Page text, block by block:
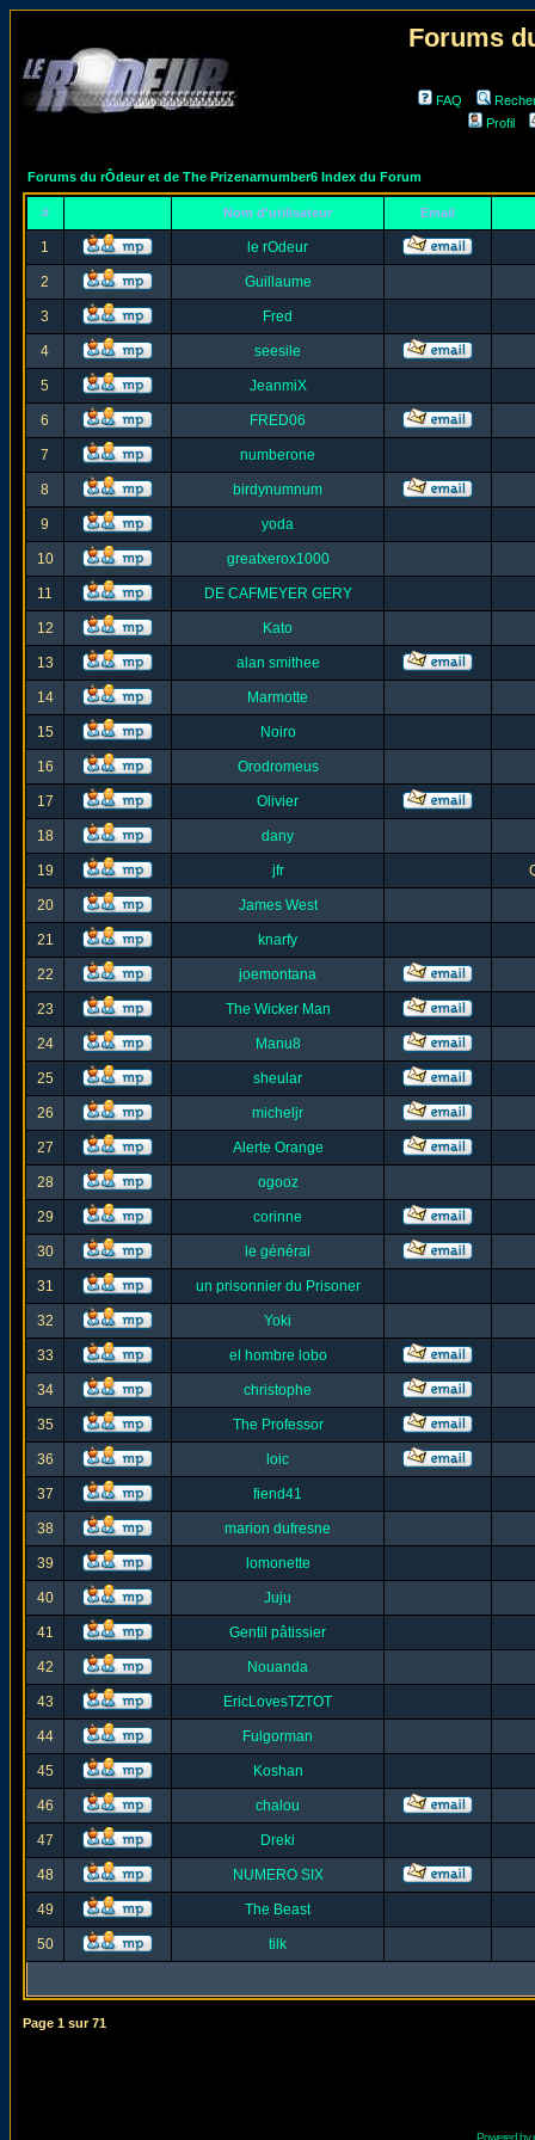
Forums
FAQ
Profil
Forums du rÔdeur et de The Prizenarnumber6 Index du Forum
# Nom d'utilisateur Email
1 le rOdeur
2 Guillaume
3 Fred
4 seesile
5 JeanmiX
6 FRED06
7 numberone
8 birdynumnum
9 yoda
10 greatxerox1000
11 DE CAFMEYER GERY
12 Kato
13 alan smithee
14 Marmotte
15 Noiro
16 Orodromeus
17 Olivier
18 dany
19 jfr
20 James West
21 knarfy
22 joemontana
23 The Wicker Man
24 Manu8
25 sheular
26 micheljr
27 Alerte Orange
28 ogooz
29 corinne
30 le général
31 un prisonnier du Prisoner
32 Yoki
33 el hombre lobo
34 christophe
35 The Professor
36 loic
37 fiend41
38 marion dufresne
39 lomonette
40 Juju
41 Gentil pâtissier
42 Nouanda
43 EricLovesTZTOT
44 Fulgorman
45 Koshan
46 chalou
47 Dreki
48 NUMERO SIX
49 The Beast
50 tilk
Page 1 sur71
Powered by